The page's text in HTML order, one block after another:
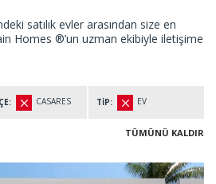
satılık evler arasından size en
Homes ®’un uzman ekibiyle iletişime
CASARES TİP: EV
TÜMÜNÜ KALDIR